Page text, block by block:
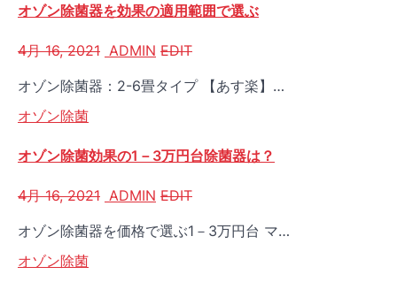
オゾン除菌器を効果の適用範囲で選ぶ
4月 16, 2021 ADMIN EDIT
オゾン除菌器：2-6畳タイプ 【あす楽】…
オゾン除菌
オゾン除菌効果の1－3万円台除菌器は？
4月 16, 2021 ADMIN EDIT
オゾン除菌器を価格で選ぶ1－3万円台 マ…
オゾン除菌